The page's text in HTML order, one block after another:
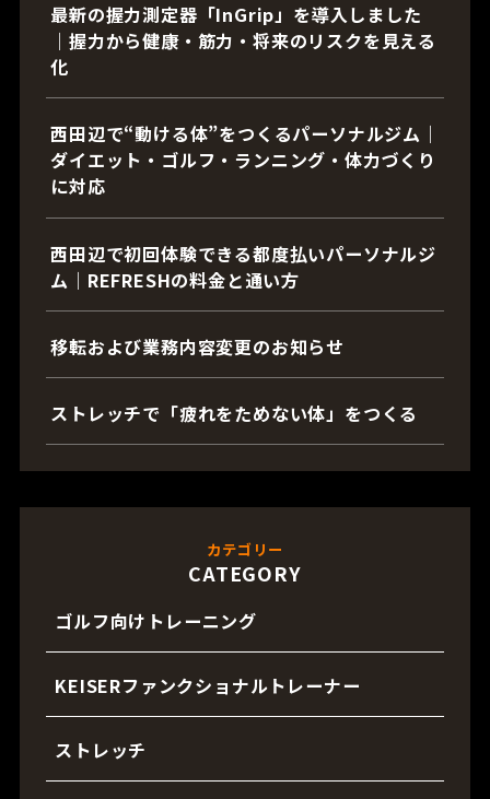
最新の握力測定器「InGrip」を導入しました
｜握力から健康・筋力・将来のリスクを見える
化
西田辺で“動ける体”をつくるパーソナルジム｜
ダイエット・ゴルフ・ランニング・体力づくり
に対応
西田辺で初回体験できる都度払いパーソナルジ
ム｜REFRESHの料金と通い方
移転および業務内容変更のお知らせ
ストレッチで「疲れをためない体」をつくる
カテゴリー
CATEGORY
ゴルフ向けトレーニング
KEISERファンクショナルトレーナー
ストレッチ